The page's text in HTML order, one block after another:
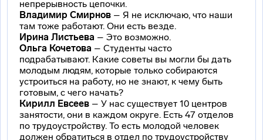
непрерывность цепочки.
Владимир Смирнов – Я не исключаю, что наши
там тоже работают. Они есть везде.
Ирина Листьева – Это возможно.
Ольга Кочетова – Студенты часто
подрабатывают. Какие советы вы могли бы дать
молодым людям, которые только собираются
устроиться на работу, но не знают, к чему быть
готовым, с чего начать?
Кирилл Евсеев – У нас существует 10 центров
занятости, они в каждом округе. Есть 47 отделов
по трудоустройству. То есть молодой человек
должен обратиться в отдел по трудоустройству